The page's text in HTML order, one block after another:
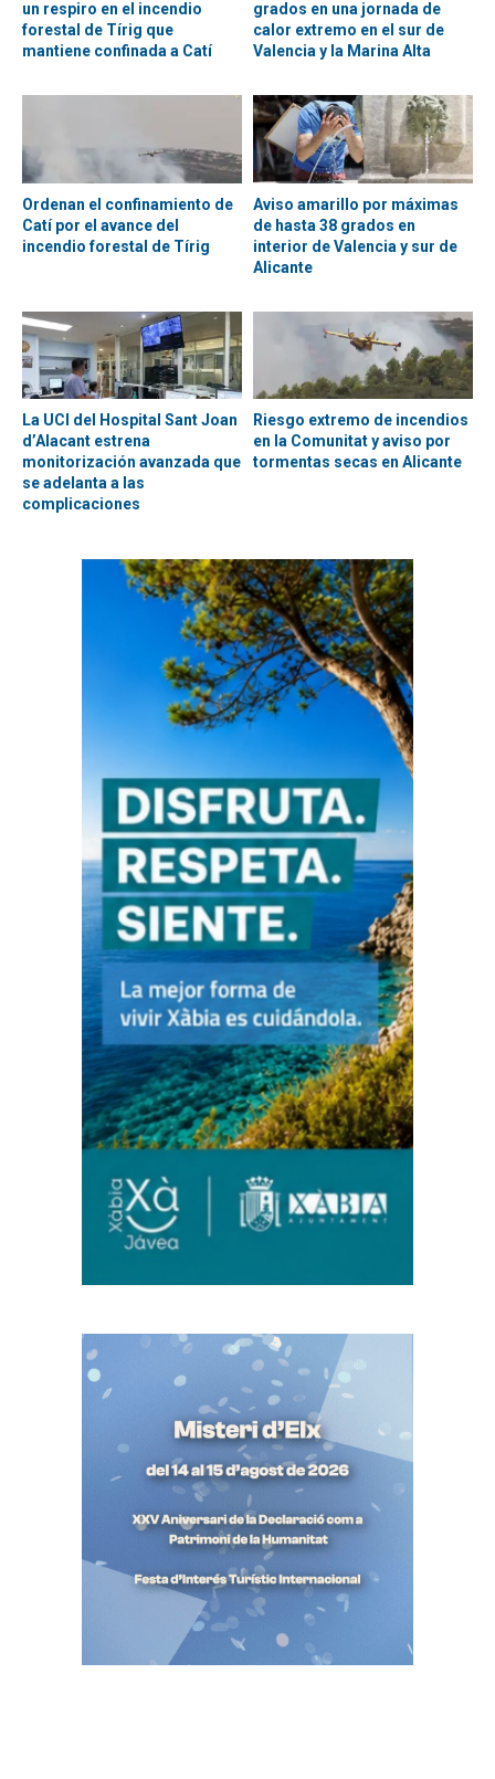
un respiro en el incendio
forestal de Tírig que
mantiene confinada a Catí
grados en una jornada de
calor extremo en el sur de
Valencia y la Marina Alta
Ordenan el confinamiento de
Catí por el avance del
incendio forestal de Tírig
Aviso amarillo por máximas
de hasta 38 grados en
interior de Valencia y sur de
Alicante
La UCI del Hospital Sant Joan
d’Alacant estrena
monitorización avanzada que
se adelanta a las
complicaciones
Riesgo extremo de incendios
en la Comunitat y aviso por
tormentas secas en Alicante